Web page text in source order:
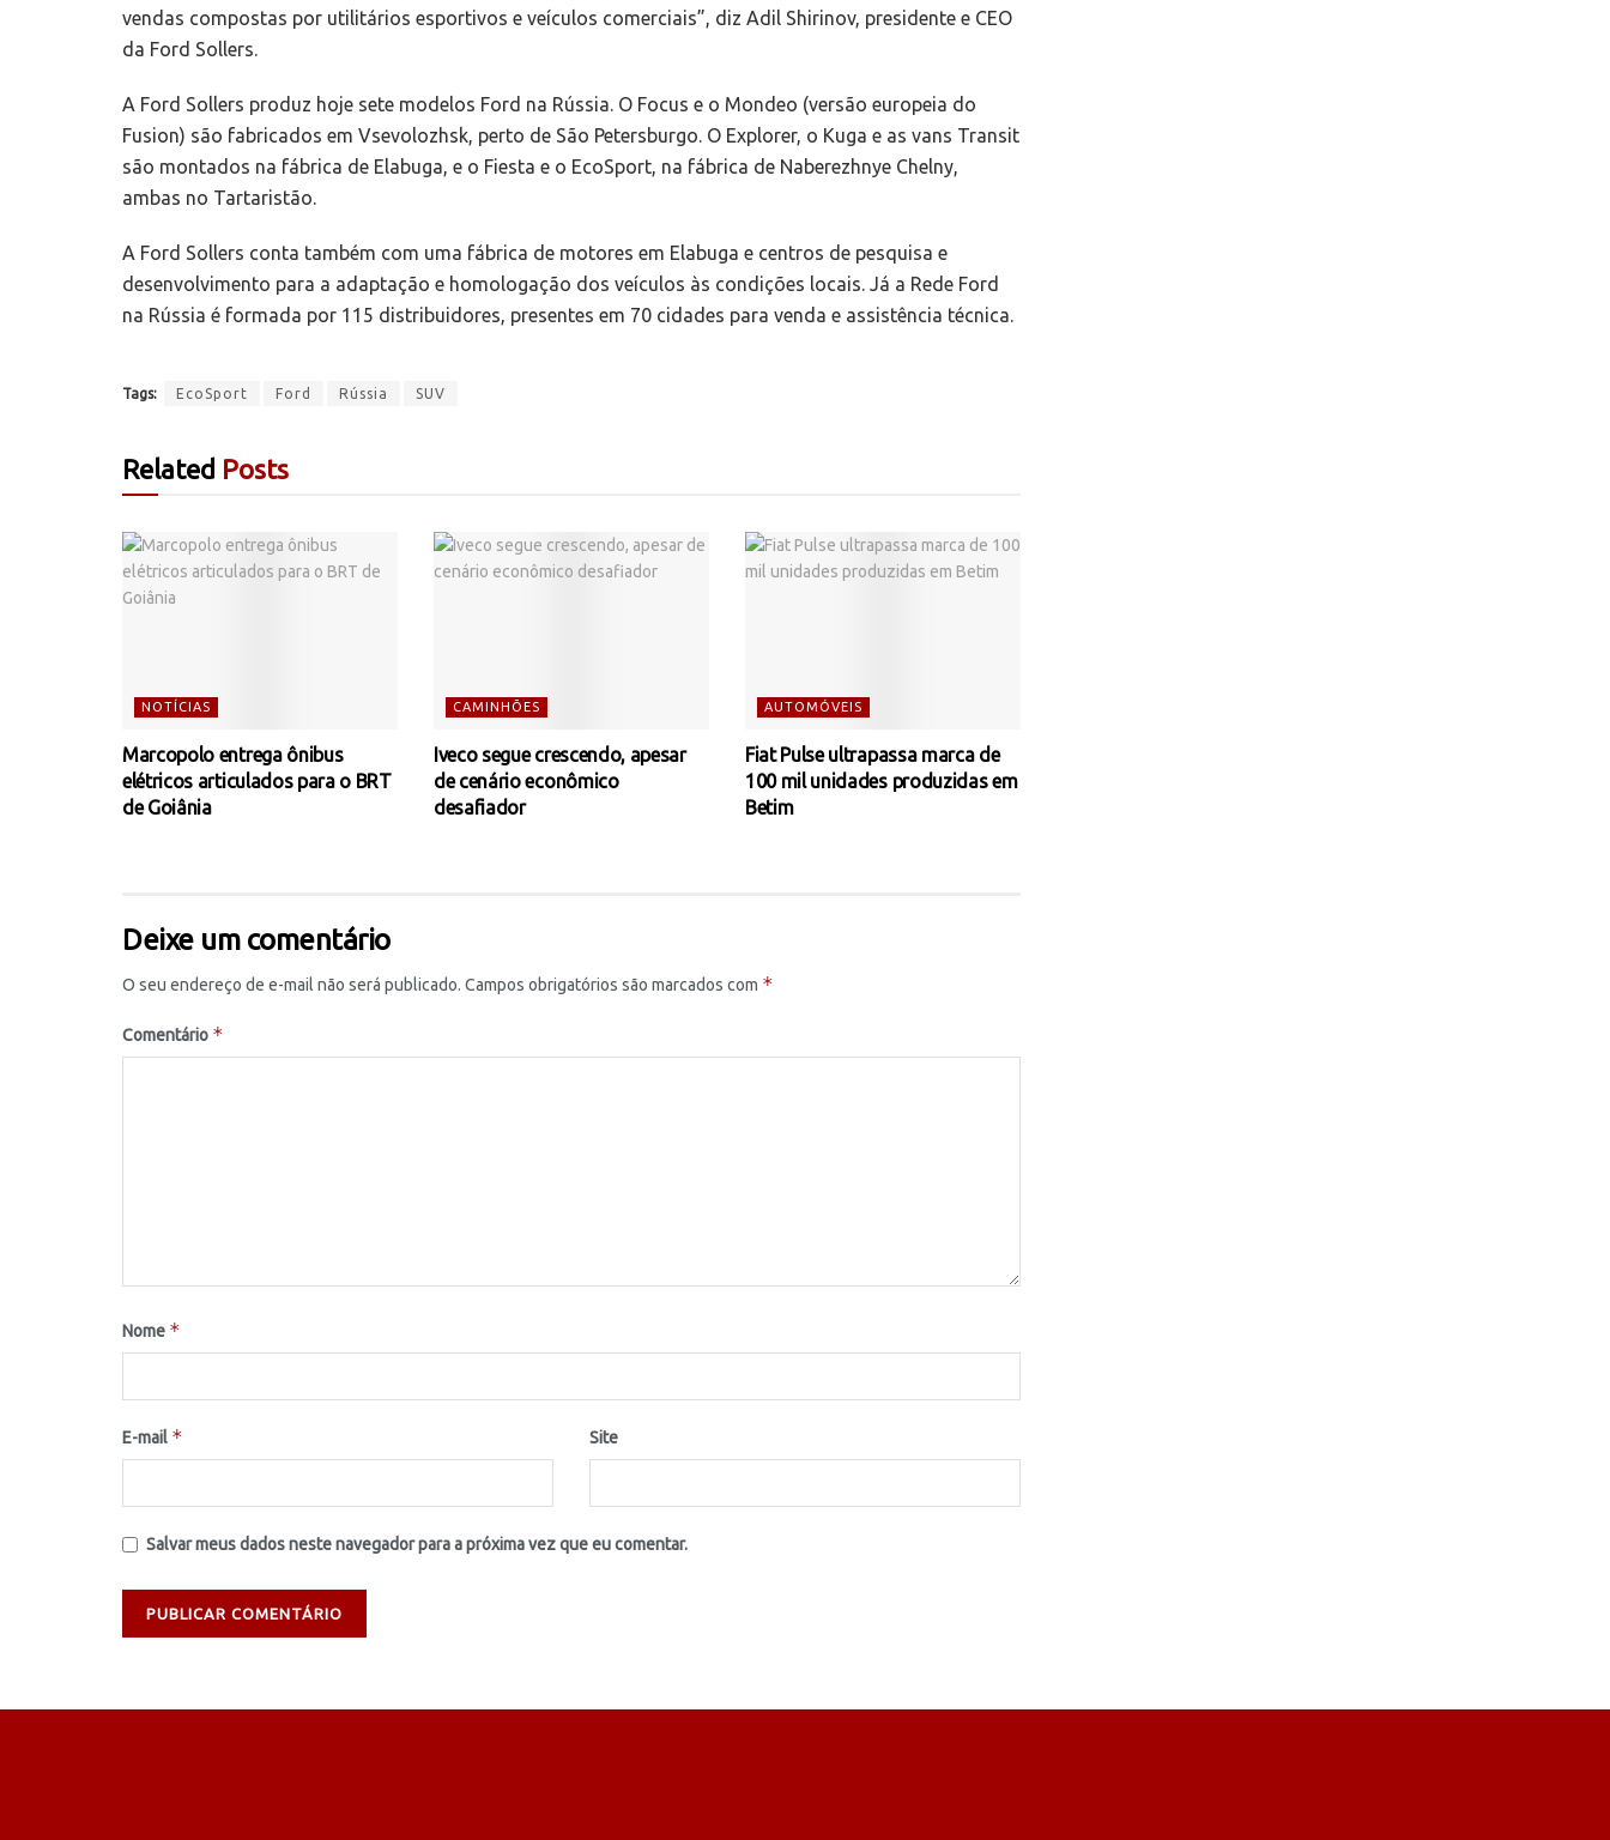
vendas compostas por utilitários esportivos e veículos comerciais”, diz Adil Shirinov, presidente e CEO
da Ford Sollers.
A Ford Sollers produz hoje sete modelos Ford na Rússia. O Focus e o Mondeo (versão europeia do
Fusion) são fabricados em Vsevolozhsk, perto de São Petersburgo. O Explorer, o Kuga e as vans Transit
são montados na fábrica de Elabuga, e o Fiesta e o EcoSport, na fábrica de Naberezhnye Chelny,
ambas no Tartaristão.
A Ford Sollers conta também com uma fábrica de motores em Elabuga e centros de pesquisa e
desenvolvimento para a adaptação e homologação dos veículos às condições locais. Já a Rede Ford
na Rússia é formada por 115 distribuidores, presentes em 70 cidades para venda e assistência técnica.
Tags: EcoSport Ford Rússia SUV
Related Posts
NOTÍCIAS
Marcopolo entrega ônibus
elétricos articulados para o BRT
de Goiânia
CAMINHÕES
Iveco segue crescendo, apesar
de cenário econômico
desafiador
AUTOMÓVEIS
Fiat Pulse ultrapassa marca de
100 mil unidades produzidas em
Betim
Deixe um comentário
O seu endereço de e-mail não será publicado. Campos obrigatórios são marcados com *
Comentário *
Nome *
E-mail * Site
Salvar meus dados neste navegador para a próxima vez que eu comentar.